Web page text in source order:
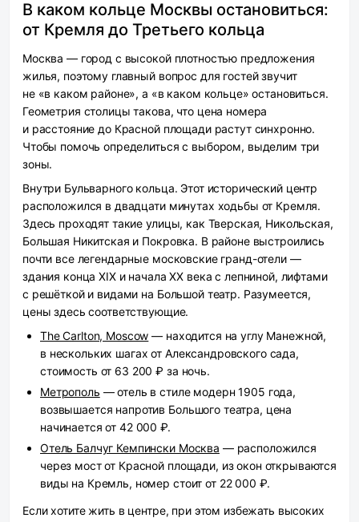
В каком кольце Москвы остановиться:
от Кремля до Третьего кольца
Москва — город с высокой плотностью предложения
жилья, поэтому главный вопрос для гостей звучит
не «в каком районе», а «в каком кольце» остановиться.
Геометрия столицы такова, что цена номера
и расстояние до Красной площади растут синхронно.
Чтобы помочь определиться с выбором, выделим три
зоны.
Внутри Бульварного кольца. Этот исторический центр
расположился в двадцати минутах ходьбы от Кремля.
Здесь проходят такие улицы, как Тверская, Никольская,
Большая Никитская и Покровка. В районе выстроились
почти все легендарные московские гранд-отели —
здания конца XIX и начала XX века с лепниной, лифтами
с решёткой и видами на Большой театр. Разумеется,
цены здесь соответствующие.
The Carlton, Moscow — находится на углу Манежной,
в нескольких шагах от Александровского сада,
стоимость от 63 200 ₽ за ночь.
Метрополь — отель в стиле модерн 1905 года,
возвышается напротив Большого театра, цена
начинается от 42 000 ₽.
Отель Балчуг Кемпински Москва — расположился
через мост от Красной площади, из окон открываются
виды на Кремль, номер стоит от 22 000 ₽.
Если хотите жить в центре, при этом избежать высоких